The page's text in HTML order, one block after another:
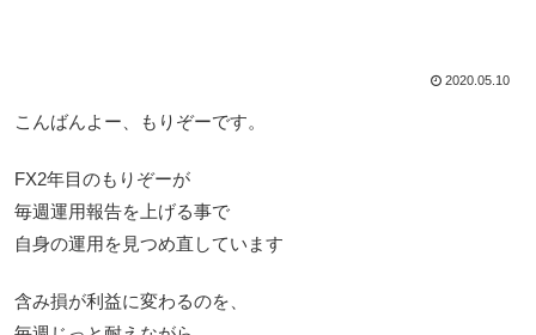
2020.05.10
こんばんよー、もりぞーです。
FX2年目のもりぞーが
毎週運用報告を上げる事で
自身の運用を見つめ直しています
含み損が利益に変わるのを、